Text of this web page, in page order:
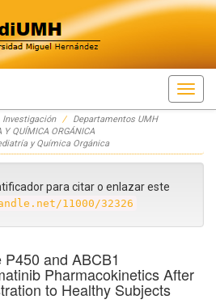
Investigación
Departamentos UMH
Y QUÍMICA ORGÁNICA
y Química Orgánica
para citar o enlazar este
11000/32326
and ABCB1
Pharmacokinetics After
to Healthy Subjects